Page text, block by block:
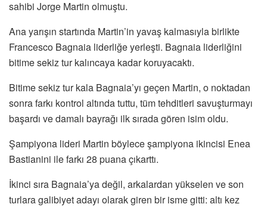
sahibi Jorge Martin olmuştu.
Ana yarışın startında Martin’in yavaş kalmasıyla birlikte
Francesco Bagnaia liderliğe yerleşti. Bagnaia liderliğini
bitime sekiz tur kalıncaya kadar koruyacaktı.
Bitime sekiz tur kala Bagnaia’yı geçen Martin, o noktadan
sonra farkı kontrol altında tuttu, tüm tehditleri savuşturmayı
başardı ve damalı bayrağı ilk sırada gören isim oldu.
Şampiyona lideri Martin böylece şampiyona ikincisi Enea
Bastianini ile farkı 28 puana çıkarttı.
İkinci sıra Bagnaia’ya değil, arkalardan yükselen ve son
turlara galibiyet adayı olarak giren bir isme gitti: altı kez